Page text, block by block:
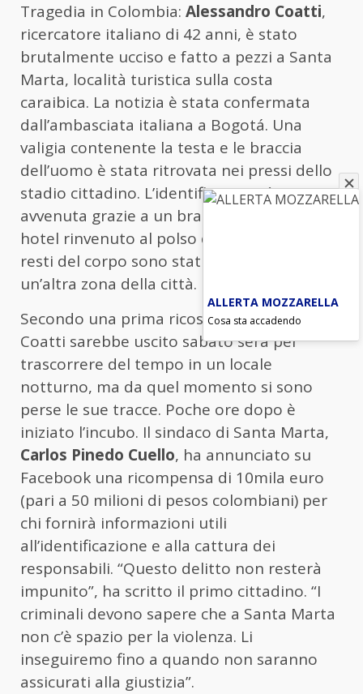
Tragedia in Colombia: Alessandro Coatti,
ricercatore italiano di 42 anni, è stato
brutalmente ucciso e fatto a pezzi a Santa
Marta, località turistica sulla costa
caraibica. La notizia è stata confermata
dall’ambasciata italiana a Bogotá. Una
valigia contenente la testa e le braccia
dell’uomo è stata ritrovata nei pressi dello
stadio cittadino. L’identificazione è
avvenuta grazie a un braccialetto di un
hotel rinvenuto al polso della vittima. Altri
resti del corpo sono stati scoperti in
un’altra zona della città.
Secondo una prima ricostruzione dei fatti,
Coatti sarebbe uscito sabato sera per
trascorrere del tempo in un locale
notturno, ma da quel momento si sono
perse le sue tracce. Poche ore dopo è
iniziato l’incubo. Il sindaco di Santa Marta,
Carlos Pinedo Cuello, ha annunciato su
Facebook una ricompensa di 10mila euro
(pari a 50 milioni di pesos colombiani) per
chi fornirà informazioni utili
all’identificazione e alla cattura dei
responsabili. “Questo delitto non resterà
impunito”, ha scritto il primo cittadino. “I
criminali devono sapere che a Santa Marta
non c’è spazio per la violenza. Li
inseguiremo fino a quando non saranno
assicurati alla giustizia”.
ALLERTA MOZZARELLA
Cosa sta accadendo